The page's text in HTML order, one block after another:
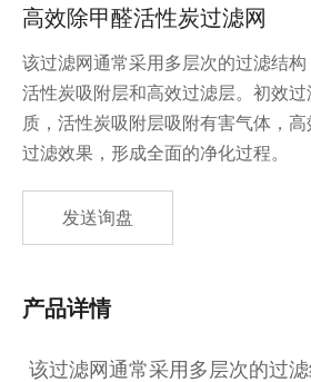
高效除甲醛活性炭过滤网
该过滤网通常采用多层次的过滤结构
活性炭吸附层和高效过滤层。初效
质，活性炭吸附层吸附有害气体，
过滤效果，形成全面的净化过程。
发送询盘
产品详情
该过滤网通常采用多层次的过